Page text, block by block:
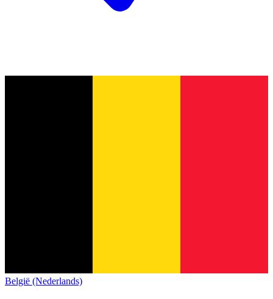
België (Nederlands)